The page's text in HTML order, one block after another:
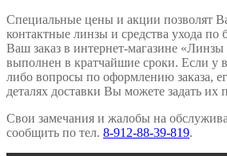
Специальные цены и акции позволят
контактные линзы и средства ухода по
Ваш заказ в интернет-магазине «Линзы
выполнен в кратчайшие сроки. Если у
либо вопросы по оформлению заказа,
деталях доставки Вы можете задать их
Свои замечания и жалобы на
сообщить по тел. 8-912-88-39-819.